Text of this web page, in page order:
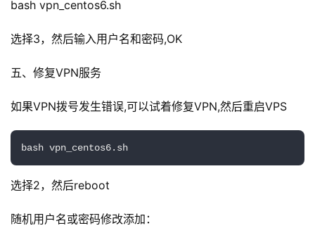
创
栏
行
动
bash vpn_centos6.sh
选择3，然后输入用户名和密码,OK
五、修复VPN服务
如果VPN拨号发生错误,可以试着修复VPN,然后重启VPS
bash vpn_centos6.sh
选择2，然后reboot
随机用户名或密码修改添加：